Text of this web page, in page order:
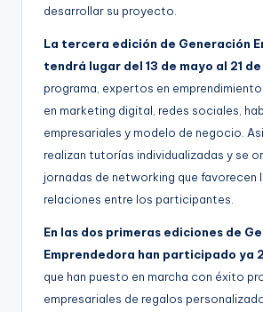
desarrollar su proyecto.
La tercera edición de Generación
tendrá lugar del 13 de mayo al 21
programa, expertos en
en marketing digital, redes sociales,
empresariales y modelo de negocio.
realizan tutorías individualizadas y se
jornadas de networking que favorecen
relaciones entre los participantes.
En las dos primeras ediciones de
Emprendedora han participado ya
que han puesto en marcha con éxito
empresariales de regalos